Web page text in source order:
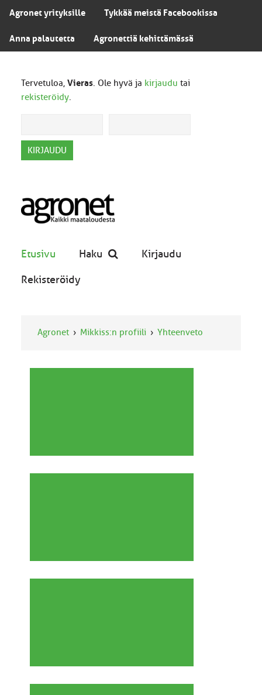
Agronet yrityksille Tykkää meistä Facebookissa
Anna palautetta Agronettiä kehittämässä
Tervetuloa, Vieras. Ole hyvä ja kirjaudu tai
rekisteröidy.
Etusivu Haku Kirjaudu
Rekisteröidy
Agronet Mikkiss:n profiili Yhteenveto